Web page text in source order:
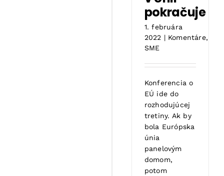
pokračuje
1. februára
2022 | Komentáre,
SME
Konferencia o
EÚ ide do
rozhodujúcej
tretiny. Ak by
bola Európska
únia
panelovým
domom,
potom